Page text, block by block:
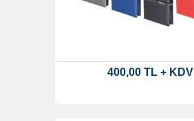
400,00 TL + KDV